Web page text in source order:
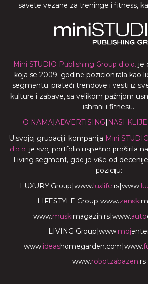
savete vezane za treninge i fitness,
Mini STUDIO Publishing Group d.o.o. je
koja se 2009. godine pozicionirala kao
segmentu, prateći trendove i vesti iz
kulture i zabave, sa velikom pažnjom
ishrani i fitnesu.
O NAMA| ADVERTISING NASI
U svojoj grupaciji, kompanija Mini
d.o.o. je svoj portfolio uspešno proširila
Living segment, gde je više od
poziciju:
LUXURY Group www. luxlife.rs| www.
LIFESTYLE Group www.zenski
www.muskimagazin.rs| www.auto
LIVING Group www.moj
www.ideashomegarden.com www.
www.robotzabazen.rs